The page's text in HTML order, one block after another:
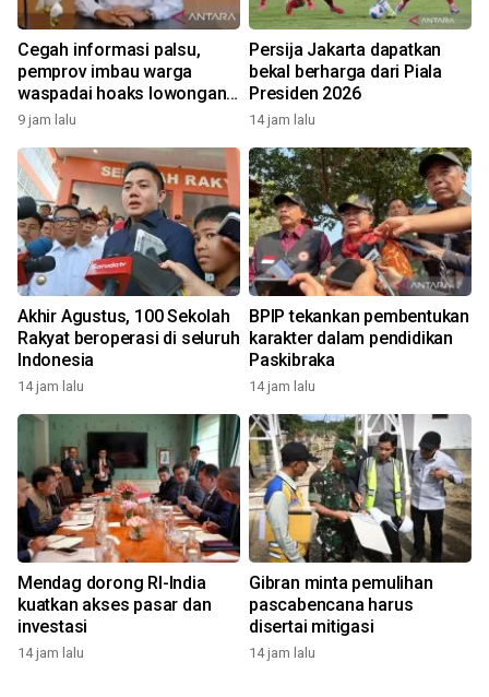
Cegah informasi palsu,
pemprov imbau warga
waspadai hoaks lowongan
kerja Blok Masela
9 jam lalu
Persija Jakarta dapatkan
bekal berharga dari Piala
Presiden 2026
14 jam lalu
Akhir Agustus, 100 Sekolah
Rakyat beroperasi di seluruh
Indonesia
14 jam lalu
BPIP tekankan pembentukan
karakter dalam pendidikan
Paskibraka
14 jam lalu
Mendag dorong RI-India
kuatkan akses pasar dan
investasi
14 jam lalu
Gibran minta pemulihan
pascabencana harus
disertai mitigasi
14 jam lalu